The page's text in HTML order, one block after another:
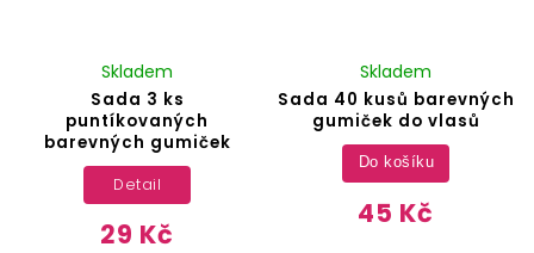
Sada 3 ks
puntíkovaných
barevných gumiček
Skladem
29 Kč
Detail
Sada 40 kusů barevných
gumiček do vlasů
Skladem
45 Kč
Do košíku